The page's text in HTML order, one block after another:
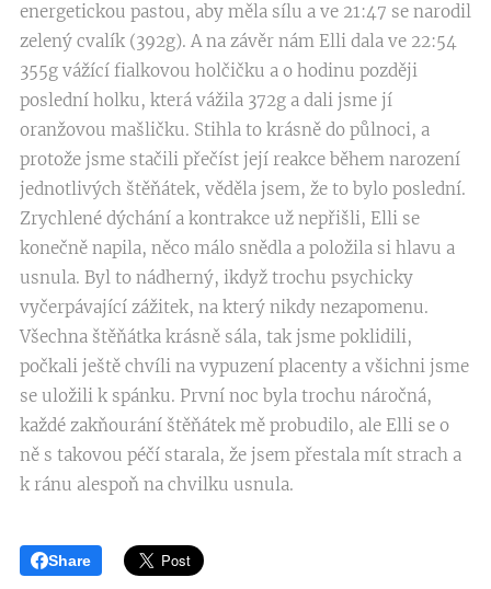
energetickou pastou, aby měla sílu a ve 21:47 se narodil
zelený cvalík (392g). A na závěr nám Elli dala ve 22:54
355g vážící fialkovou holčičku a o hodinu později
poslední holku, která vážila 372g a dali jsme jí
oranžovou mašličku. Stihla to krásně do půlnoci, a
protože jsme stačili přečíst její reakce během narození
jednotlivých štěňátek, věděla jsem, že to bylo poslední.
Zrychlené dýchání a kontrakce už nepřišli, Elli se
konečně napila, něco málo snědla a položila si hlavu a
usnula. Byl to nádherný, ikdyž trochu psychicky
vyčerpávající zážitek, na který nikdy nezapomenu.
Všechna štěňátka krásně sála, tak jsme poklidili,
počkali ještě chvíli na vypuzení placenty a všichni jsme
se uložili k spánku. První noc byla trochu náročná,
každé zakňourání štěňátek mě probudilo, ale Elli se o
ně s takovou péčí starala, že jsem přestala mít strach a
k ránu alespoň na chvilku usnula.
Share